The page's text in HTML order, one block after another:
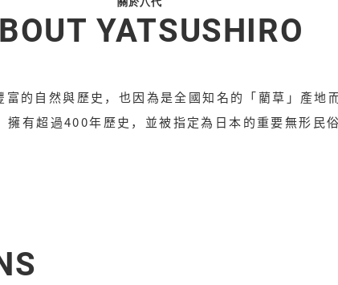
YATSUSHIRO
的自然與歷史，也因為是全國知名的「藺草」產地
有超過400年歷史，並被指定為日本的重要無形民